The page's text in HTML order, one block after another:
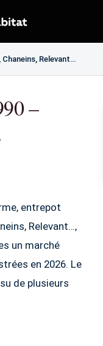
Chaneins, Relevant…
–
entrepot
Relevant…,
un marché
en 2026. Le
de plusieurs